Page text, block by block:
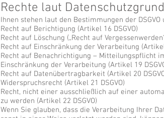
Rechte laut
Ihnen stehen laut den Bestimmungen der
Recht auf Berichtigung (Artikel 16 DSGVO)
Recht auf Löschung („Recht auf
Recht auf Einschränkung der Verarbeitung (Artikel
Recht auf Benachrichtigung – Mitteilungspflicht
Einschränkung der Verarbeitung (Artikel 19
Recht auf Datenübertragbarkeit (Artikel 20
Widerspruchsrecht (Artikel 21 DSGVO)
Recht, nicht einer ausschließlich auf einer
zu werden (Artikel 22 DSGVO)
Wenn Sie glauben, dass die Verarbeitung Ihrer